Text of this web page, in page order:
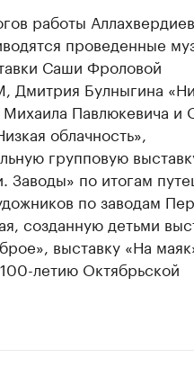
в
промышленности
в каталоге
работы
проведенные
Саши Фроловой
Дмитрия Булныгина
Павлюкевича и
облачность»,
групповую
Заводы» по итогам
по заводам
созданную детьми
выставку «На
летию Октябрьской